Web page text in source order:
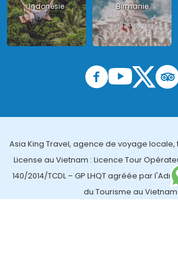
Indonésie Birmanie
Asia King Travel, agence de voyage locale,
License au Vietnam : Licence Tour
140/2014/TCDL – GP LHQT agréée par
du Tourisme au Vietnam